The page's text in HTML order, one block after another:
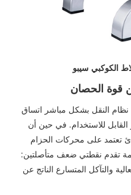
الكوكبي سيبو
قوة الحصان
نظام النقل بشكل مباشر اتساق
القابل للاستخدام. في حين أن
تعتمد على محركات الحزام
تقدم نقطتي ضعف متأصلتين:
والتآكل المتسارع الناتج عن